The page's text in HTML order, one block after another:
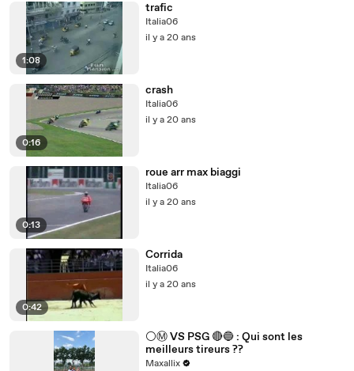
1:08
trafic
Italia06
il y a 20 ans
0:16
crash
Italia06
il y a 20 ans
0:13
roue arr max biaggi
Italia06
il y a 20 ans
0:42
Corrida
Italia06
il y a 20 ans
⚪️Ⓜ️ VS PSG 🔴🔵 : Qui sont les
meilleurs tireurs ??
Maxallix